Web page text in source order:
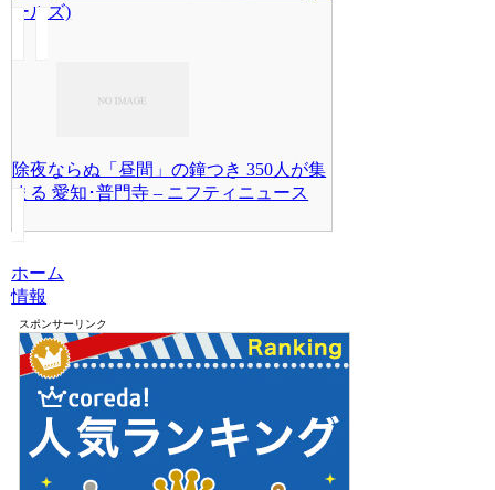
ールズ)
除夜ならぬ「昼間」の鐘つき 350人が集
まる 愛知･普門寺 – ニフティニュース
ホーム
情報
スポンサーリンク